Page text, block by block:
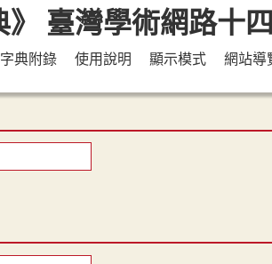
字典附錄 使用說明 顯示模式 網站導